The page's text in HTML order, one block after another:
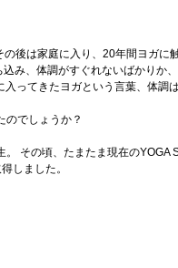
の後は家庭に入り、20年間ヨガに
み、体調がすぐれないばかり
ってきたヨガという言葉、体調
のでしょうか？
。 その頃、たまたま現在の
しました。